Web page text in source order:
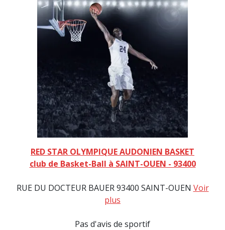
RED STAR OLYMPIQUE AUDONIEN BASKET
club de Basket-Ball à SAINT-OUEN - 93400
RUE DU DOCTEUR BAUER 93400 SAINT-OUEN Voir
plus
Pas d'avis de sportif